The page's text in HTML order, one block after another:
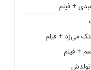
+ فیلم
می‌زد + فیلم
+ فیلم